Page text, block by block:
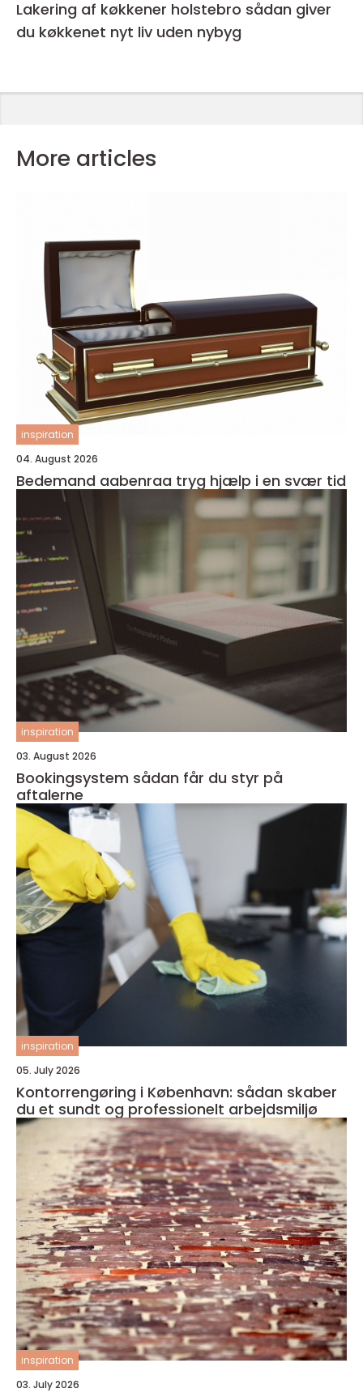
Lakering af køkkener holstebro sådan giver
du køkkenet nyt liv uden nybyg
More articles
inspiration
04. August 2026
Bedemand aabenraa tryg hjælp i en svær tid
inspiration
03. August 2026
Bookingsystem sådan får du styr på
aftalerne
inspiration
05. July 2026
Kontorrengøring i København: sådan skaber
du et sundt og professionelt arbejdsmiljø
inspiration
03. July 2026